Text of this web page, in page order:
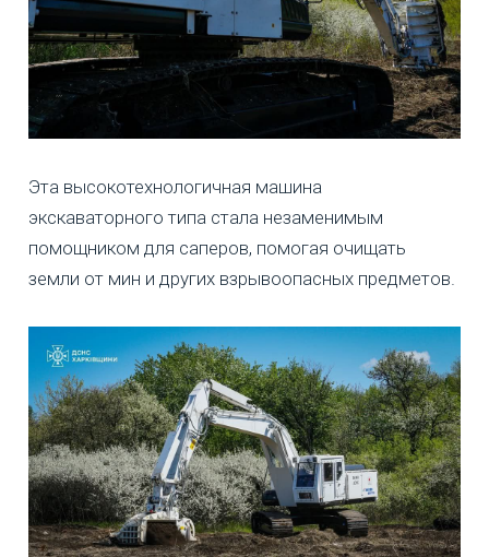
Эта высокотехнологичная машина
экскаваторного типа стала незаменимым
помощником для саперов, помогая очищать
земли от мин и других взрывоопасных предметов.